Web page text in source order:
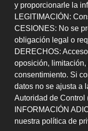
y proporcionarle la
LEGITIMACIÓN:
CESIONES: No se
obligación legal o
DERECHOS:
oposición, limitación,
consentimiento. Si
datos no se ajusta a
Autoridad de Control
INFORMACIÓN
nuestra política de